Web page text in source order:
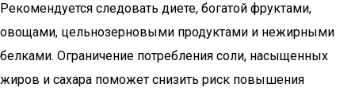
Рекомендуется следовать диете, богатой фруктами,
овощами, цельнозерновыми продуктами и нежирными
белками. Ограничение потребления соли, насыщенных
жиров и сахара поможет снизить риск повышения